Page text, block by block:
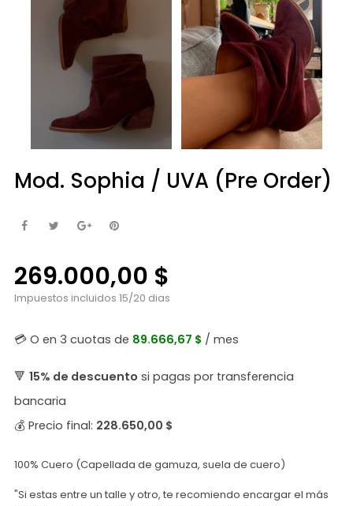
Mod. Sophia / UVA (Pre Order)
269.000,00 $
Impuestos incluidos 15/20 dias
💳 O en 3 cuotas de 89.666,67 $ / mes
🔻 15% de descuento si pagas por transferencia
bancaria
💰 Precio final: 228.650,00 $
100% Cuero (Capellada de gamuza, suela de cuero)
"Si estas entre un talle y otro, te recomiendo encargar el más